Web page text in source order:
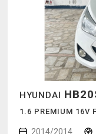
HYUNDAI
1.6 PREMIUM 16V
2014/2014